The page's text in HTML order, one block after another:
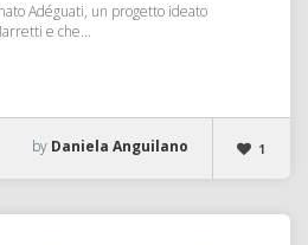
Adéguati, un progetto ideato
e che...
1
by Daniela Anguilano